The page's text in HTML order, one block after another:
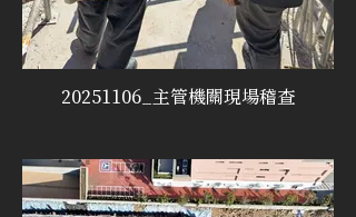
20251106_主管機關現場稽查